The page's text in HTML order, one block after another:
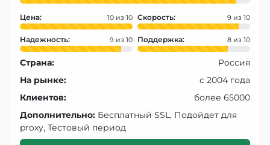
Цена: 10 Скорость: 9
Надежность: 9 Поддержка: 8
Страна:
Россия
На рынке:
с 2004 года
Клиентов:
более 65000
Дополнительно: Бесплатный SSL, Подойдет для
proxy, Тестовый период